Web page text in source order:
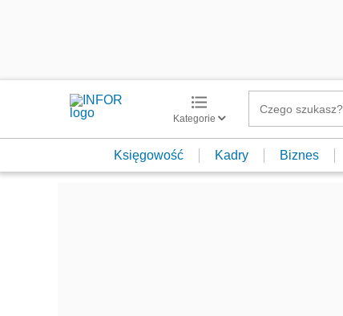
Kategorie
Księgowość Kadry Biznes